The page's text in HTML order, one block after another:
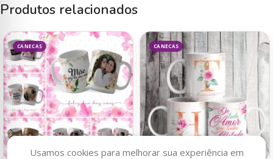
Produtos relacionados
CANECAS CANECAS
Usamos cookies para melhorar sua experiência em